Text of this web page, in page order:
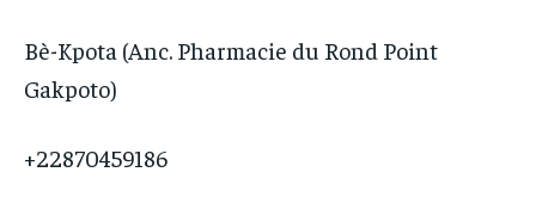
Bè-Kpota (Anc. Pharmacie du Rond Point
Gakpoto)
+22870459186